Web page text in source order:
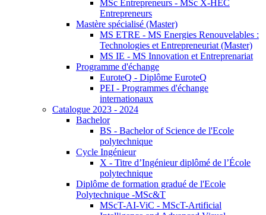
MSc Entrepreneurs - MSc X-HEC
Entrepreneurs
Mastère spécialisé (Master)
MS ETRE - MS Energies Renouvelables :
Technologies et Entrepreneuriat (Master)
MS IE - MS Innovation et Entreprenariat
Programme d'échange
EuroteQ - Diplôme EuroteQ
PEI - Programmes d'échange
internationaux
Catalogue 2023 - 2024
Bachelor
BS - Bachelor of Science de l'Ecole
polytechnique
Cycle Ingénieur
X - Titre d’Ingénieur diplômé de l’École
polytechnique
Diplôme de formation gradué de l'Ecole
Polytechnique -MSc&T
MScT-AI-ViC - MScT-Artificial